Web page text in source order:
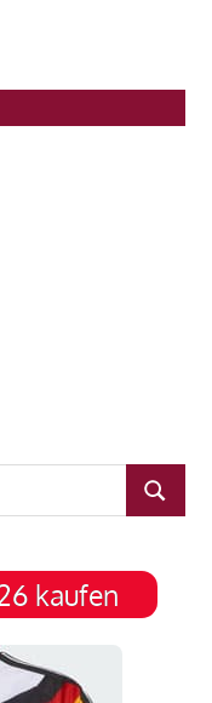
SUCHEN
kaufen